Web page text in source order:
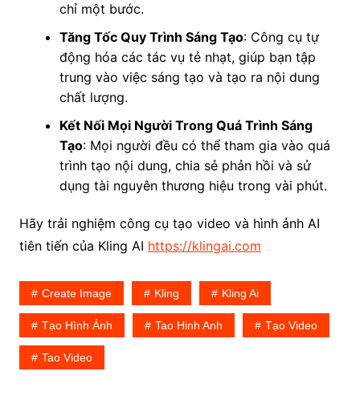
chỉ một bước.
Tăng Tốc Quy Trình Sáng Tạo: Công cụ tự
động hóa các tác vụ tẻ nhạt, giúp bạn tập
trung vào việc sáng tạo và tạo ra nội dung
chất lượng.
Kết Nối Mọi Người Trong Quá Trình Sáng
Tạo: Mọi người đều có thể tham gia vào quá
trình tạo nội dung, chia sẻ phản hồi và sử
dụng tài nguyên thương hiệu trong vài phút.
Hãy trải nghiệm công cụ tạo video và hình ảnh AI
tiên tiến của Kling AI https://klingai.com
Create Image Kling Kling Ai
Tạo Hình Ảnh Tao Hinh Anh Tạo Video
Tao Video